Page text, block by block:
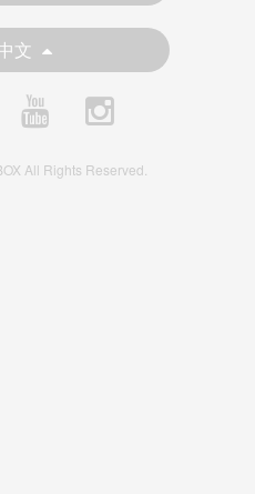
文
All Rights Reserved.